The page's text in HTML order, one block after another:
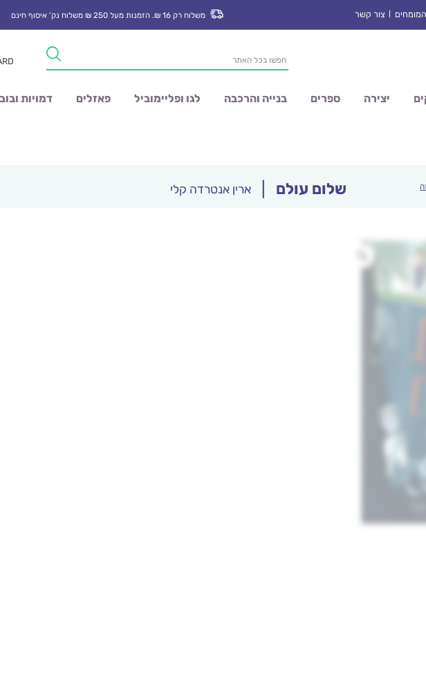
המומחים צור קשר משלוח רק 16 ₪. הזמנות מעל 250 ₪ משלוח נק’ איסוף חינם
Products
search
יצירה ספרים בנייה והרכבה לגו ופליימוביל פאזלים דמויות
שלום עולם ארין אנטרדה קלי